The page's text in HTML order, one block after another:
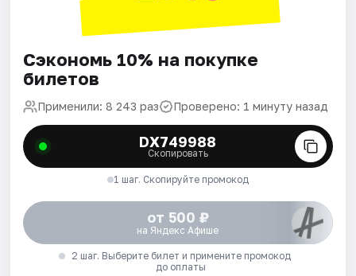
Сэкономь 10% на покупке
билетов
Применили: 8 243 раз Проверено: 1 минуту назад
DX749988
Скопировать
1 шаг. Скопируйте промокод
от 500 ₽
на Яндекс Афише
2 шаг. Выберите билет и примените промокод
до оплаты